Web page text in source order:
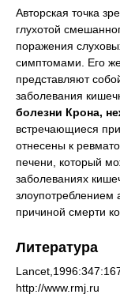
Авторская точка
глухотой
поражения
симптомами. Его
представляют
заболевания
болезни Крона,
встречающиеся
отнесены к
печени, который
заболеваниях
злоупотреблением
причиной смерти
Литература
http://www.rmj.ru